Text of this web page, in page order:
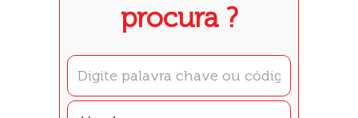
procura ?